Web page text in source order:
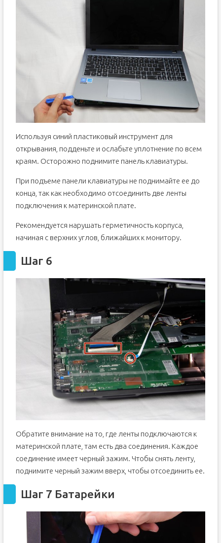
Используя синий пластиковый инструмент для
открывания, подденьте и ослабьте уплотнение по всем
краям. Осторожно поднимите панель клавиатуры.
При подъеме панели клавиатуры не поднимайте ее до
конца, так как необходимо отсоединить две ленты
подключения к материнской плате.
Рекомендуется нарушать герметичность корпуса,
начиная с верхних углов, ближайших к монитору.
Шаг 6
Обратите внимание на то, где ленты подключаются к
материнской плате, там есть два соединения. Каждое
соединение имеет черный зажим. Чтобы снять ленту,
поднимите черный зажим вверх, чтобы отсоединить ее.
Шаг 7 Батарейки